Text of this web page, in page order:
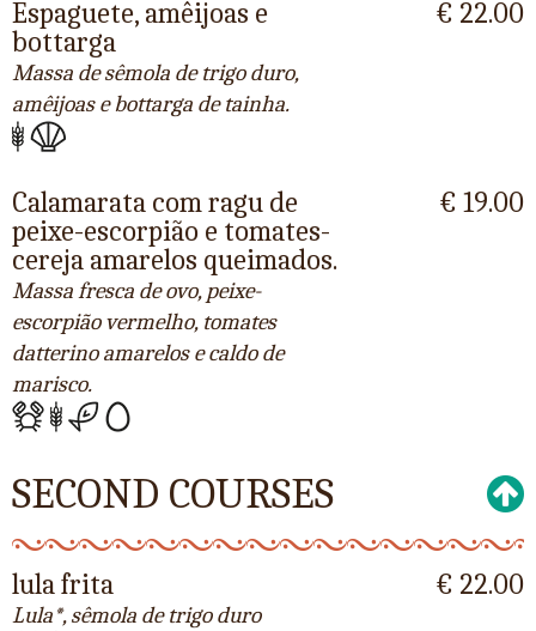
Espaguete, amêijoas e
bottarga
Massa de sêmola de trigo duro,
amêijoas e bottarga de tainha.
€ 22.00
Calamarata com ragu de
peixe-escorpião e tomates-
cereja amarelos queimados.
Massa fresca de ovo, peixe-
escorpião vermelho, tomates
datterino amarelos e caldo de
marisco.
€ 19.00
SECOND COURSES
lula frita
Lula*, sêmola de trigo duro
€ 22.00